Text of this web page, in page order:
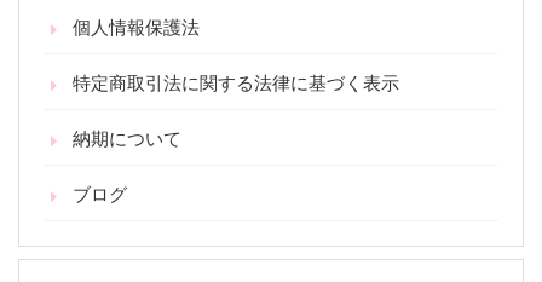
個人情報保護法
特定商取引法に関する法律に基づく表示
納期について
ブログ